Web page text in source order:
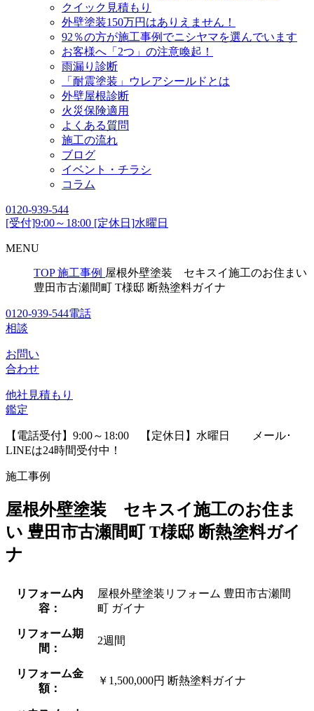
クイック見積もり
外壁塗装150万円はありえません！
92％の方が施工事例でニシヤマを選んでいます
お客様へ「2つ」の注意喚起！
雨漏り診断
「耐震塗装」ウレアシールドとは
外壁屋根診断
火災保険適用
よくある質問
施工の流れ
ブログ
イベント・チラシ
コラム
0120-939-544
[受付]9:00～18:00 [定休日]水曜日
MENU
TOP 施工事例 屋根外壁塗装 セキスイ施工のお住まい
豊田市古瀬間町 T様邸 断熱塗料ガイナ
0120-939-544電話
相談
お問い
合わせ
他社見積もり
鑑定
【電話受付】9:00～18:00 【定休日】水曜日
メール･
LINEは24時間受付中！
施工事例
屋根外壁塗装 セキスイ施工のお住ま
い 豊田市古瀬間町 T様邸 断熱塗料ガイ
ナ
リフォーム内
容：
屋根外壁塗装リフォーム 豊田市古瀬間
町 ガイナ
リフォーム期
間：
2週間
リフォーム金
額：
￥1,500,000円 断熱塗料ガイナ